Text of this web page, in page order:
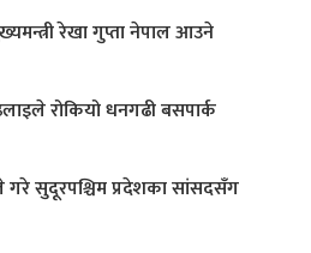
रेखा गुप्ता नेपाल आउने
रोकियो धनगढी बसपार्क
गरे सुदूरपश्चिम प्रदेशका सांसदसँग